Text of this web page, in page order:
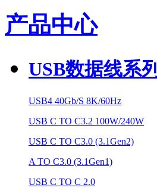
产品中心
USB数据线系列
USB4 40Gb/S 8K/60Hz
USB C TO C3.2 100W/240W
USB C TO C3.0 (3.1Gen2)
A TO C3.0 (3.1Gen1)
USB C TO C 2.0